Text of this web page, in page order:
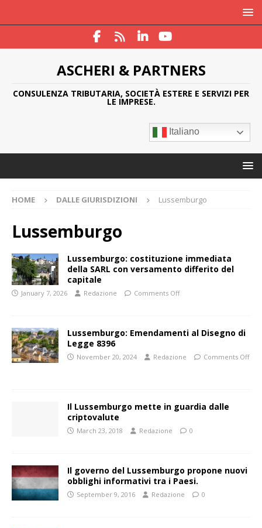
ASCHERI & PARTNERS
CONSULENZA TRIBUTARIA, SOCIETÀ ESTERE E SERVIZI PER
LE IMPRESE.
Italiano
HOME DALLE GIURISDIZIONI Lussemburgo
Lussemburgo
Lussemburgo: costituzione immediata
della SARL con versamento differito del
capitale
January 7, 2026 Redazione Comments Off
Lussemburgo: Emendamenti al Disegno di
Legge 8396
November 20, 2024 Redazione Comments Off
Il Lussemburgo mette in guardia dalle
criptovalute
March 23, 2018 Redazione 0
Il governo del Lussemburgo propone nuovi
obblighi informativi tra i Paesi.
September 9, 2016 Redazione 0